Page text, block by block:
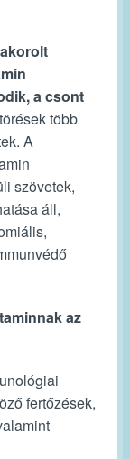
a csont
több
A
szövetek,
áll,
az
fertőzések,